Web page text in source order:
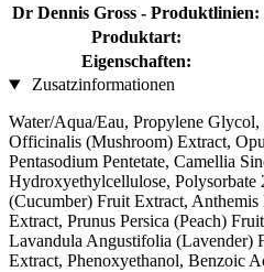
Dr Dennis Gross - Produktlinien:
Produktart:
Eigenschaften:
Zusatzinformationen
Water/Aqua/Eau, Propylene
Officinalis (Mushroom) Extract,
Pentasodium Pentetate, Camellia
Hydroxyethylcellulose,
(Cucumber) Fruit Extract,
Extract, Prunus Persica (Peach)
Lavandula Angustifolia (Lavender)
Extract, Phenoxyethanol, Benzoic